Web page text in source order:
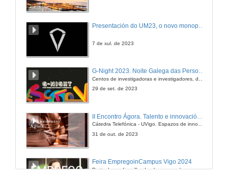
7 de xul. de 2023
G-Night 2023. Noite Galega das Persoas Investigadoras. Conciencias creativas
29 de set. de 2023
Cátedra Telefónica - UVigo. Espazos de innovación
31 de out. de 2023
Feira EmpregoinCampus Vigo 2024
Preto de medio millar de alumnas e alumnos buscan coñecer máis de preto as oportunidades que lles achegan as arredor de medio cento de empresas que participan na edición viguesa da feira. Xunto coa visita aos stands, durante a feria desenvólvense varias actividades complementarias, como obradoiros, conversas, mesas redondas ou o pasaporte de empregabilidade, un espazo no que poderán recibir asesoramento sobre o seu CV.